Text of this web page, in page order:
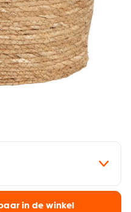
in de winkel